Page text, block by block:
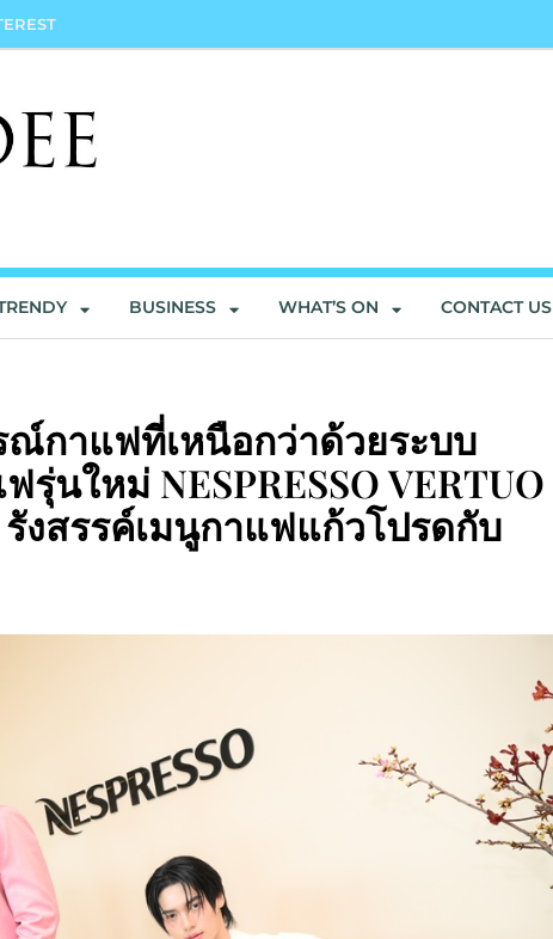
BUSINESS WHAT’S ON CONTACT US
ณ์กาแฟที่เหนือกว่าด้วยระบบ
นใหม่ NESPRESSO VERTUO
งสรรค์เมนูกาแฟแก้วโปรดกับ